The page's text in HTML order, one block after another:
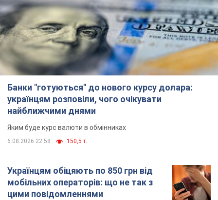
Банки "готуються" до нового курсу долара:
українцям розповіли, чого очікувати
найближчими днями
Яким буде курс валюти в обмінниках
6.08.2026 22:58 150,5 т.
Українцям обіцяють по 850 грн від
мобільних операторів: що не так з
цими повідомленнями